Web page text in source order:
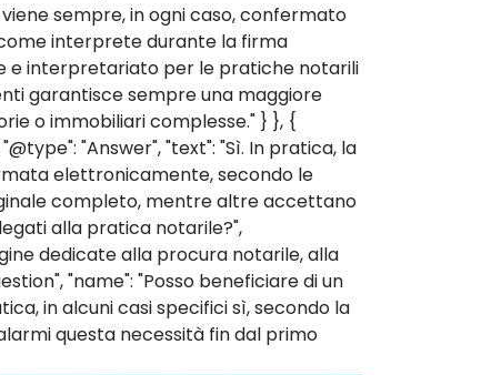
sempre, in ogni caso, confermato
interprete durante la firma
e interpretariato per le pratiche notarili
garantisce sempre una maggiore
o immobiliari complesse." } }, {
"Answer", "text": "Sì. In pratica, la
elettronicamente, secondo le
completo, mentre altre accettano
alla pratica notarile?",
dedicate alla procura notarile, alla
"name": "Posso beneficiare di un
in alcuni casi specifici sì, secondo la
questa necessità fin dal primo